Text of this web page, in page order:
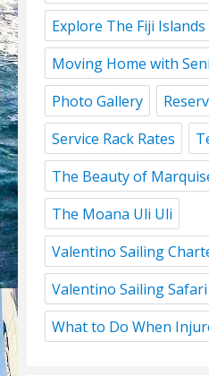
Explore The Fiji Islands
Moving Home with
Photo Gallery
Service Rack Rates
The Beauty of
The Moana Uli Uli
Valentino Sailing
Valentino Sailing Safari
What to Do When